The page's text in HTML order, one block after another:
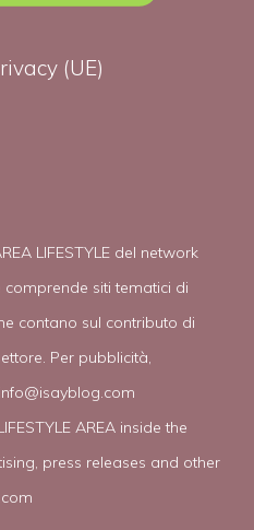
(UE)
LIFESTYLE del network
siti tematici di
contano sul contributo di
Per pubblicità,
info@isayblog.com
AREA inside the
press releases and other